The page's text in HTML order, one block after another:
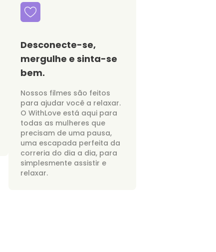
Desconecte-se,
mergulhe e sinta-se
bem.
Nossos filmes são feitos
para ajudar você a relaxar.
O WithLove está aqui para
todas as mulheres que
precisam de uma pausa,
uma escapada perfeita da
correria do dia a dia, para
simplesmente assistir e
relaxar.